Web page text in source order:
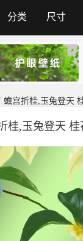
分类 尺寸
蟾宫折桂,玉兔登天
桂,玉兔登天